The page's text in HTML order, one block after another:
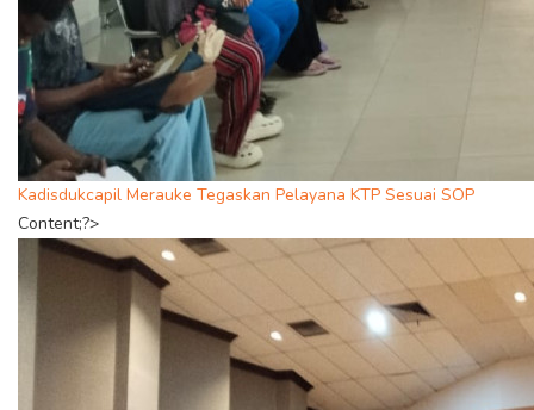
Kadisdukcapil Merauke Tegaskan Pelayana KTP Sesuai SOP
Content;?>